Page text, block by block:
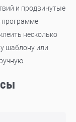
и продвинутые
программе
несколько
шаблону или